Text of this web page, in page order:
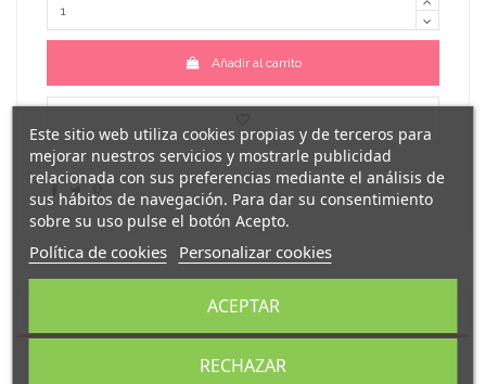
Añadir al carrito
Detalles del producto
Este sitio web utiliza cookies propias y de terceros para
mejorar nuestros servicios y mostrarle publicidad
relacionada con sus preferencias mediante el análisis de
sus hábitos de navegación. Para dar su consentimiento
sobre su uso pulse el botón Acepto.
Política de cookies Personalizar cookies
RECHAZAR
ACEPTAR